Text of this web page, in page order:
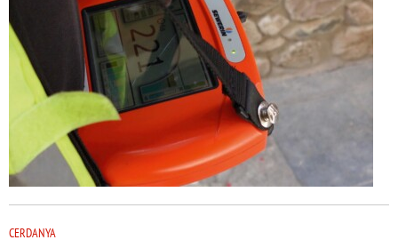
CERDANYA